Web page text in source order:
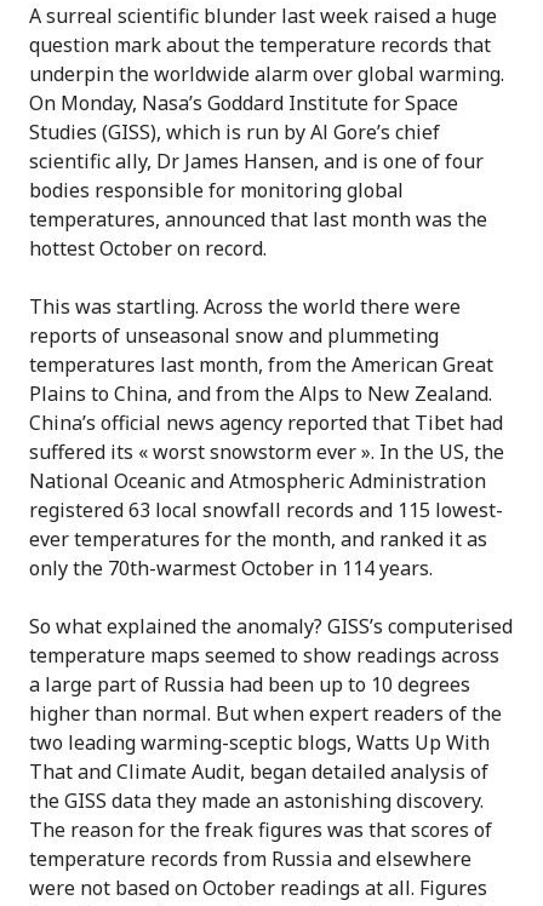
A surreal scientific blunder last week raised a huge
question mark about the temperature records that
underpin the worldwide alarm over global warming.
On Monday, Nasa’s Goddard Institute for Space
Studies (GISS), which is run by Al Gore’s chief
scientific ally, Dr James Hansen, and is one of four
bodies responsible for monitoring global
temperatures, announced that last month was the
hottest October on record.
This was startling. Across the world there were
reports of unseasonal snow and plummeting
temperatures last month, from the American Great
Plains to China, and from the Alps to New Zealand.
China’s official news agency reported that Tibet had
suffered its « worst snowstorm ever ». In the US, the
National Oceanic and Atmospheric Administration
registered 63 local snowfall records and 115 lowest-
ever temperatures for the month, and ranked it as
only the 70th-warmest October in 114 years.
So what explained the anomaly? GISS’s computerised
temperature maps seemed to show readings across
a large part of Russia had been up to 10 degrees
higher than normal. But when expert readers of the
two leading warming-sceptic blogs, Watts Up With
That and Climate Audit, began detailed analysis of
the GISS data they made an astonishing discovery.
The reason for the freak figures was that scores of
temperature records from Russia and elsewhere
were not based on October readings at all. Figures